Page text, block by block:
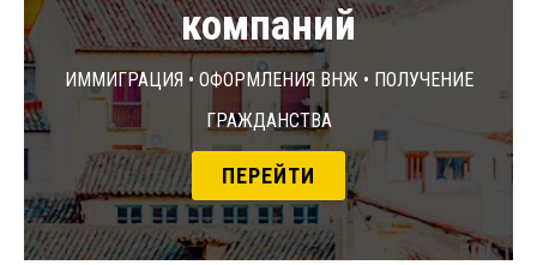
компаний
Иммиграция • Оформления ВНЖ • Получение
гражданства
ПЕРЕЙТИ